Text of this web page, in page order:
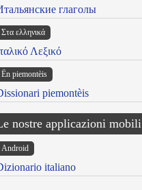
глаголы
Στα ελληνικά
Λεξικό
Ën piemontèis
piemontèis
nostre applicazioni mobili
Android
italiano